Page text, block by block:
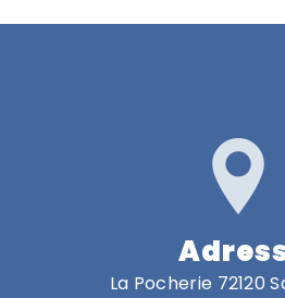
La Pocherie 72120